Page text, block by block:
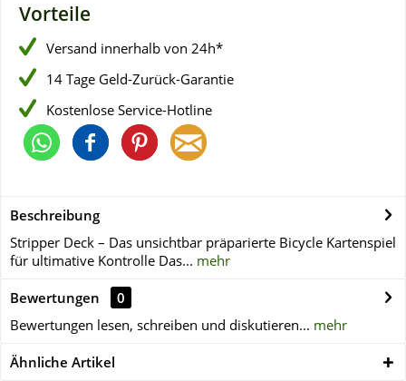
Vorteile
Versand innerhalb von 24h*
14 Tage Geld-Zurück-Garantie
Kostenlose Service-Hotline
Beschreibung
Stripper Deck – Das unsichtbar präparierte Bicycle Kartenspiel
für ultimative Kontrolle Das... mehr
Bewertungen
0
Bewertungen lesen, schreiben und diskutieren... mehr
Ähnliche Artikel